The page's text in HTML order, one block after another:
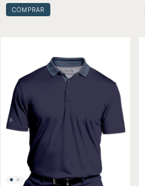
COMPRAR